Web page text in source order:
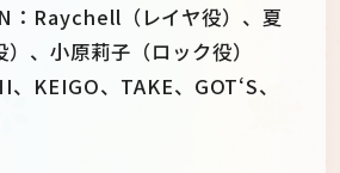
：Raychell（レイヤ役）、夏
、小原莉子（ロック役）
KEIGO、TAKE、GOT‘S、